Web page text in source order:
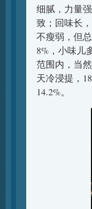
细腻，力量
致；回味长
不瘦弱，但
8%，小味儿
范围内，当
天冷浸提，
14.2%。